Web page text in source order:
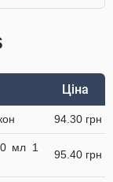
Ціна
94.30 грн
мл 1
95.40 грн